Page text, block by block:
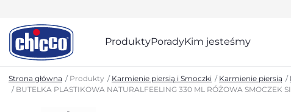
ProduktyPoradyKim jesteśmy
Strona główna Produkty Karmienie piersią i Smoczki Karmienie piersią
BUTELKA PLASTIKOWA NATURALFEELING 330 ML RÓŻOWA SMOCZEK